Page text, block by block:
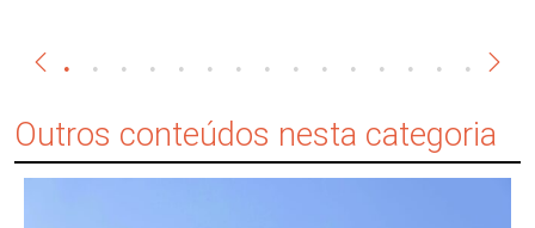
Outros conteúdos nesta categoria